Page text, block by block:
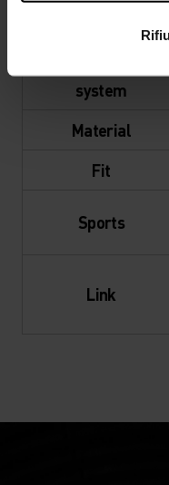
Comfort Zone
system
Material
Fit
Sports
Link